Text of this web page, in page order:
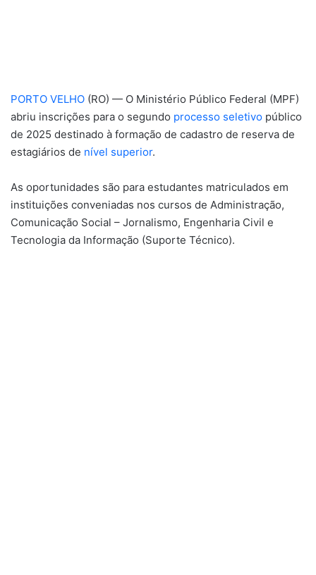
PORTO VELHO (RO) — O Ministério Público Federal (MPF)
abriu inscrições para o segundo processo seletivo público
de 2025 destinado à formação de cadastro de reserva de
estagiários de nível superior.
As oportunidades são para estudantes matriculados em
instituições conveniadas nos cursos de Administração,
Comunicação Social – Jornalismo, Engenharia Civil e
Tecnologia da Informação (Suporte Técnico).